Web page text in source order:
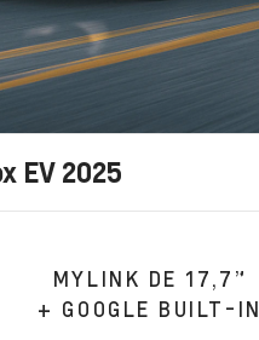
EV 2025
MYLINK DE 17,7”
+ GOOGLE BUILT-IN